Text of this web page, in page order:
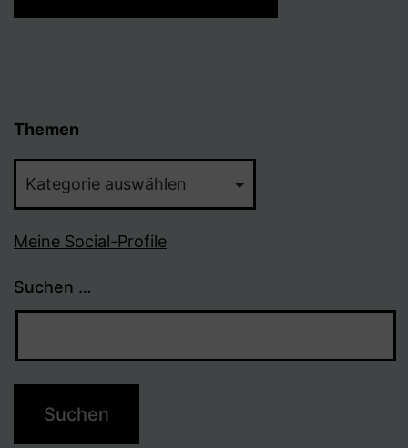
Themen
Meine Social-Profile
Suchen …